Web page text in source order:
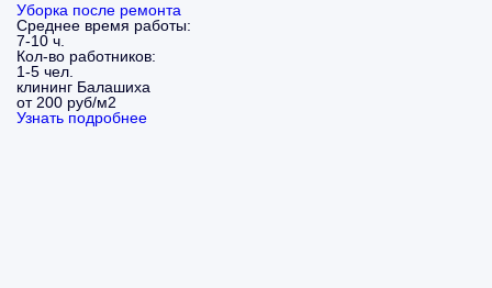
Уборка после ремонта
Среднее время работы:
7-10 ч.
Кол-во работников:
1-5 чел.
клининг Балашиха
от 200 руб/м2
Узнать подробнее